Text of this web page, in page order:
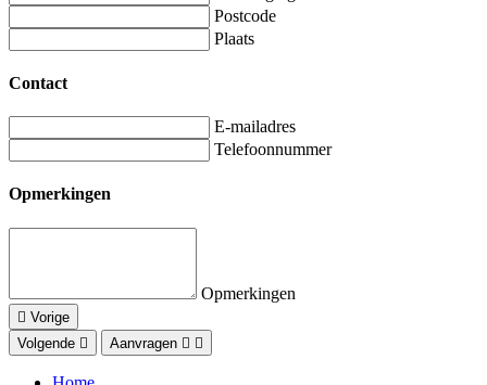
Postcode
Plaats
Contact
E-mailadres
Telefoonnummer
Opmerkingen
Opmerkingen
Vorige
Volgende
Aanvragen